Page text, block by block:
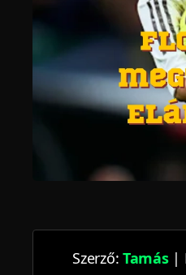
Szerző:Tamás|